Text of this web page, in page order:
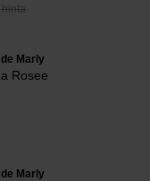
Marly
Rosee
Marly